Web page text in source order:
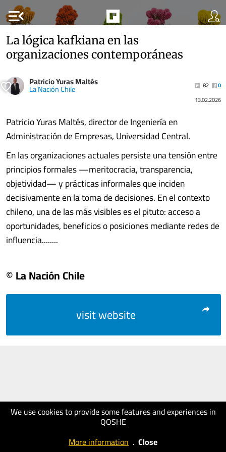
menu_open
We use cookies to provide some features and experiences in
QOSHE
More information . Close
La lógica kafkiana en las
organizaciones contemporáneas
Patricio Yuras Maltés
La Nación Chile 82
0
13.02.2026
Patricio Yuras Maltés, director de Ingeniería en
Administración de Empresas, Universidad Central.
En las organizaciones actuales persiste una tensión entre
principios formales —meritocracia, transparencia,
objetividad— y prácticas informales que inciden
decisivamente en la toma de decisiones. En el contexto
chileno, una de las más visibles es el pituto: acceso a
oportunidades, beneficios o posiciones mediante redes de
influencia........
© La Nación Chile
visit website